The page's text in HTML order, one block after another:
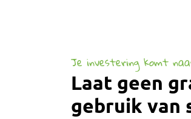
Je investering komt
Laat geen
gebruik van